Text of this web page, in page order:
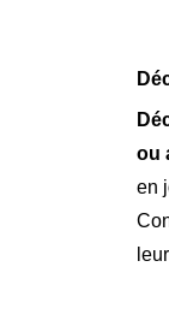
ou
en